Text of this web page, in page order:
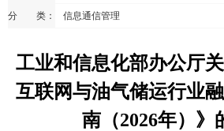
分 类： 信息通信管理
工业和信息化部办公厅
互联网与油气储运行业
南（2026年）》